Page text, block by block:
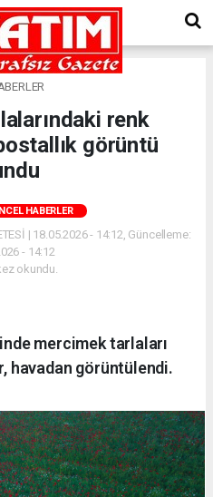
renk
görüntü
HABERLER
| 18.05.2026 - 14:12, Güncelleme:
- 14:12
okundu.
mercimek tarlaları
havadan görüntülendi.